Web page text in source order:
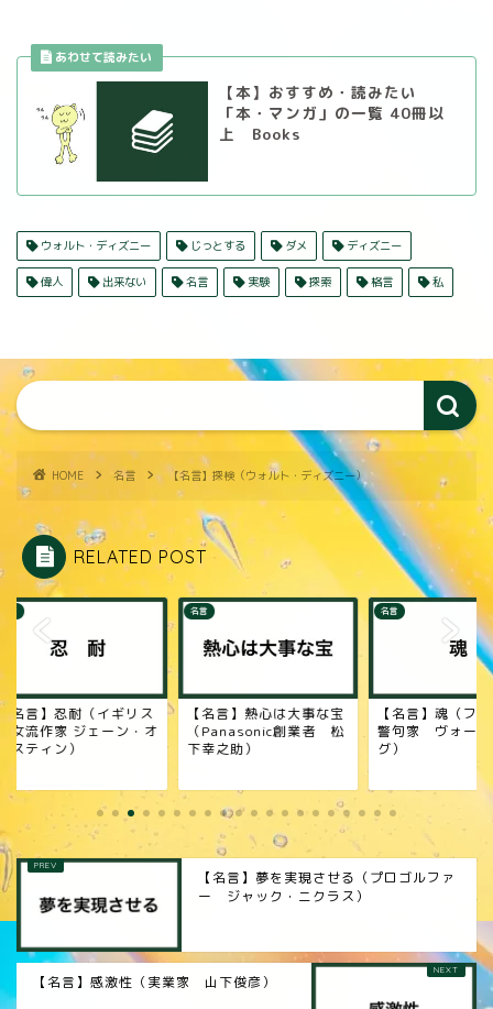
【本】おすすめ・読みたい
「本・マンガ」の一覧 40冊以
上 Books
ウォルト・ディズニー じっとする ダメ ディズニー
偉人 出来ない 名言 実験 探索 格言 私
HOME 名言 【名言】探検（ウォルト・ディズニー）
RELATED POST
言】忍耐（イギリス
流作家 ジェーン・オ
ティン）
名言
【名言】熱心は大事な宝
（Panasonic創業者 松
下幸之助）
名言
【名言】魂（フラン
警句家 ヴォーヴナ
グ）
【名言】夢を実現させる（プロゴルファ
ー ジャック・ニクラス）
【名言】感激性（実業家 山下俊彦）